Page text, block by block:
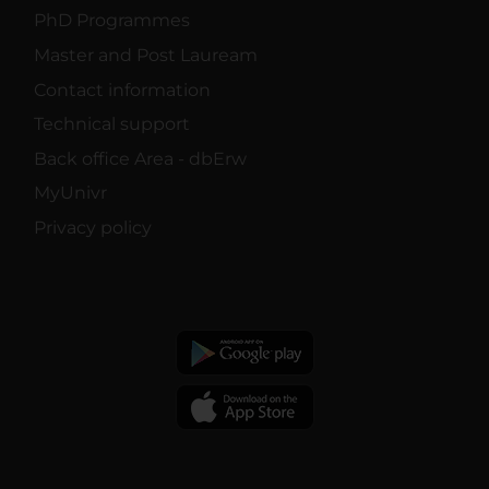
PhD Programmes
Master and Post Lauream
Contact information
Technical support
Back office Area - dbErw
MyUnivr
Privacy policy